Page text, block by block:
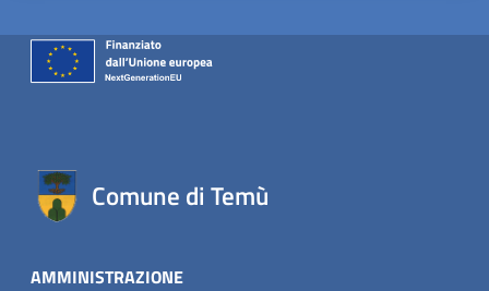
Comune di Temù
AMMINISTRAZIONE